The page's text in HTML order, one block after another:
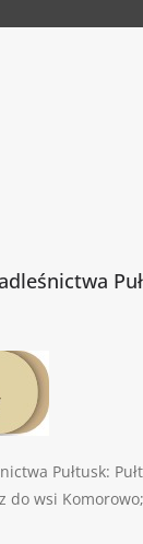
Pułtusk:
do wsi Komorowo;